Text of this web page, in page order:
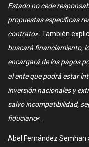
Estado no cede
propuestas específicas
contrato». También
buscará financiamiento,
encargará de los pagos
al ente que podrá estar
inversión nacionales y
salvo incompatibilidad,
fiduciario«.
Abel Fernández Semhan